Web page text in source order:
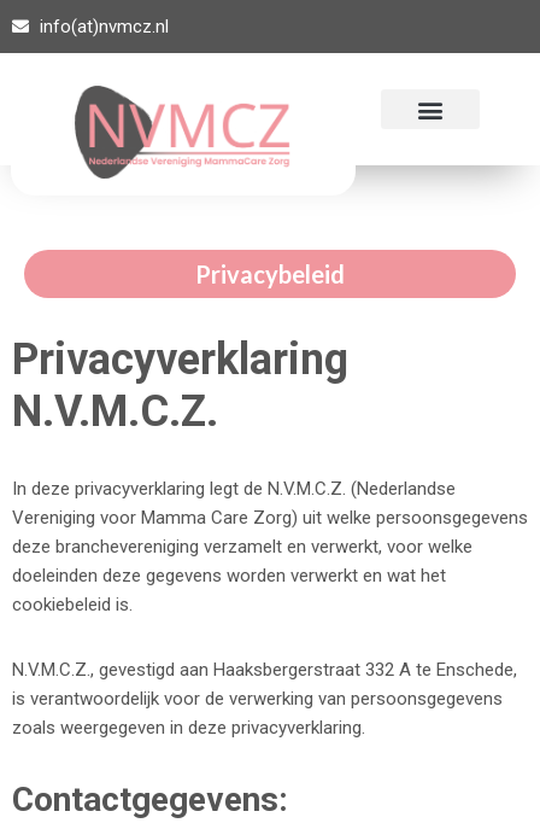
info(at)nvmcz.nl
Privacybeleid
Privacyverklaring
N.V.M.C.Z.
In deze privacyverklaring legt de N.V.M.C.Z. (Nederlandse
Vereniging voor Mamma Care Zorg) uit welke persoonsgegevens
deze branchevereniging verzamelt en verwerkt, voor welke
doeleinden deze gegevens worden verwerkt en wat het
cookiebeleid is.
N.V.M.C.Z., gevestigd aan Haaksbergerstraat 332 A te Enschede,
is verantwoordelijk voor de verwerking van persoonsgegevens
zoals weergegeven in deze privacyverklaring.
Contactgegevens: